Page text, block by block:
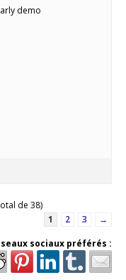
demo
de 38)
1
2 3
→
sociaux préférés :